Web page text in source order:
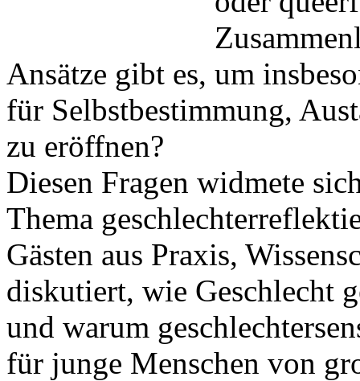
Ansätze gibt es, um
für Selbstbestimmung,
zu eröffnen?
Diesen Fragen widmete
Thema
Gästen aus Praxis,
diskutiert, wie Geschlecht
und warum
für junge Menschen von